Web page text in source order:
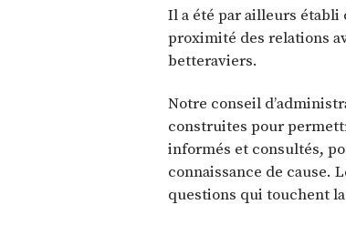
Il a été par ailleurs
proximité des relations
betteraviers.
Notre conseil
construites pour
informés et consultés,
connaissance de cause.
questions qui touchent